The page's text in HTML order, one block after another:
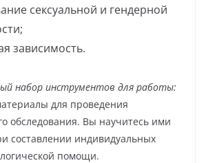
сексуальной и гендерной
зависимость.
набор инструментов для работы:
для проведения
обследования. Вы научитесь ими
составлении индивидуальных
помощи.